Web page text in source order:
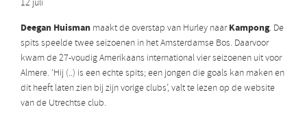
12 juli
Deegan Huisman maakt de overstap van Hurley naarKampong. De
spits speelde twee seizoenen in het Amsterdamse Bos. Daarvoor
kwam de 27-voudig Amerikaans international vier seizoenen uit voor
Almere. ‘Hij (..) is een echte spits; een jongen die goals kan maken en
dit heeft laten zien bij zijn vorige clubs’, valt te lezen op de website
van de Utrechtse club.